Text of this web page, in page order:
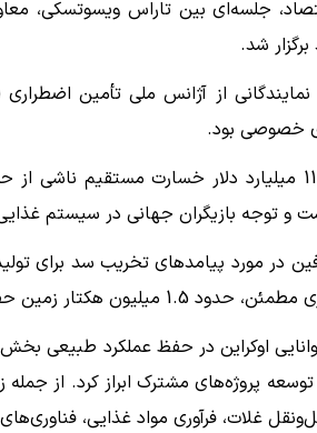
جلسه‌ای بین تاراس ویسوتسکی،
شد.
خصوصی بود.
با وجود بیش از 11 میلیارد دلار خسارت
و توجه بازیگران جهانی در سیستم
در مورد پیامدهای تخریب سد برای
میلیون هکتار زمین حفظ شده است.
اوکراین در حفظ عملکرد طبیعی
توسعه پروژه‌های مشترک ابراز کرد. از
غلات، فرآوری مواد غذایی،